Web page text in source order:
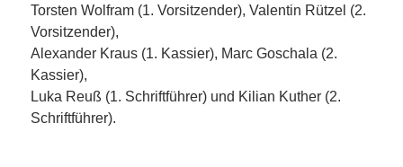
Torsten Wolfram (1. Vorsitzender), Valentin Rützel (2.
Vorsitzender),
Alexander Kraus (1. Kassier), Marc Goschala (2.
Kassier),
Luka Reuß (1. Schriftführer) und Kilian Kuther (2.
Schriftführer).